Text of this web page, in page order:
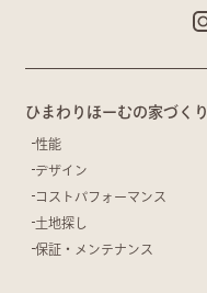
ひまわりほーむの家づくり
性能
デザイン
コストパフォーマンス
土地探し
保証・メンテナンス